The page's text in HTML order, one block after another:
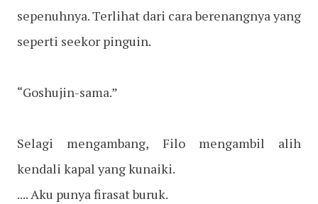
sepenuhnya. Terlihat dari cara berenangnya yang
seperti seekor pinguin.
“Goshujin-sama.”
Selagi mengambang, Filo mengambil alih
kendali kapal yang kunaiki.
.... Aku punya firasat buruk.